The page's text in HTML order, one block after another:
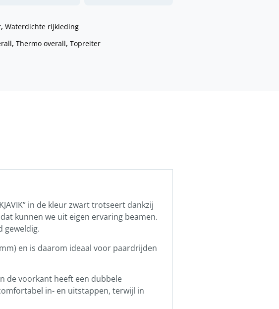
, Waterdichte rijkleding
, Thermo overall, Topreiter
in de kleur zwart trotseert dankzij
kunnen we uit eigen ervaring beamen.
geweldig.
en is daarom ideaal voor paardrijden
de voorkant heeft een dubbele
in- en uitstappen, terwijl in